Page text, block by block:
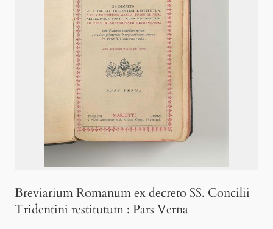
Breviarium Romanum ex decreto SS. Concilii
Tridentini restitutum : Pars Verna